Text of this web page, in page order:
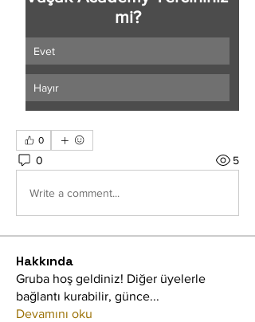
mi?
Evet
Hayır
0
0 5
Write a comment...
Hakkında
Gruba hoş geldiniz! Diğer üyelerle
bağlantı kurabilir, günce...
Devamını oku